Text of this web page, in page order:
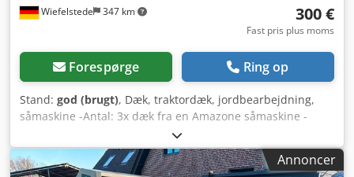
Wiefelstede 347 km 300 €
Fast pris plus moms
Forespørge Ring op
Stand: god (brugt), Dæk, traktordæk, jordbearbejdning,
såmaskine -Antal: 3x dæk fra en Amazone såmaskine -
Dækstørrelse Djdob A E Ufopfx Ah Rjck -Nav: Ø 40 mm -
Dimension: Ø 750 mm -Samlet pris: for 3 dæk -Vægt: 51
kg/stk.
Annoncer